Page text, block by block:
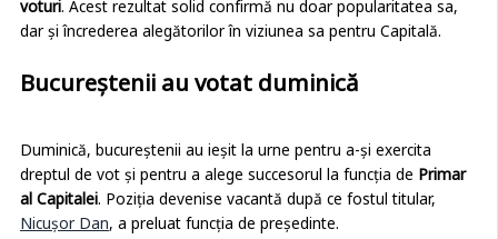
voturi. Acest rezultat solid confirmă nu doar popularitatea sa,
dar și încrederea alegătorilor în viziunea sa pentru Capitală.
Bucureștenii au votat duminică
Duminică, bucureștenii au ieșit la urne pentru a-și exercita
dreptul de vot și pentru a alege succesorul la funcția de Primar
al Capitalei. Poziția devenise vacantă după ce fostul titular,
Nicușor Dan, a preluat funcția de președinte.